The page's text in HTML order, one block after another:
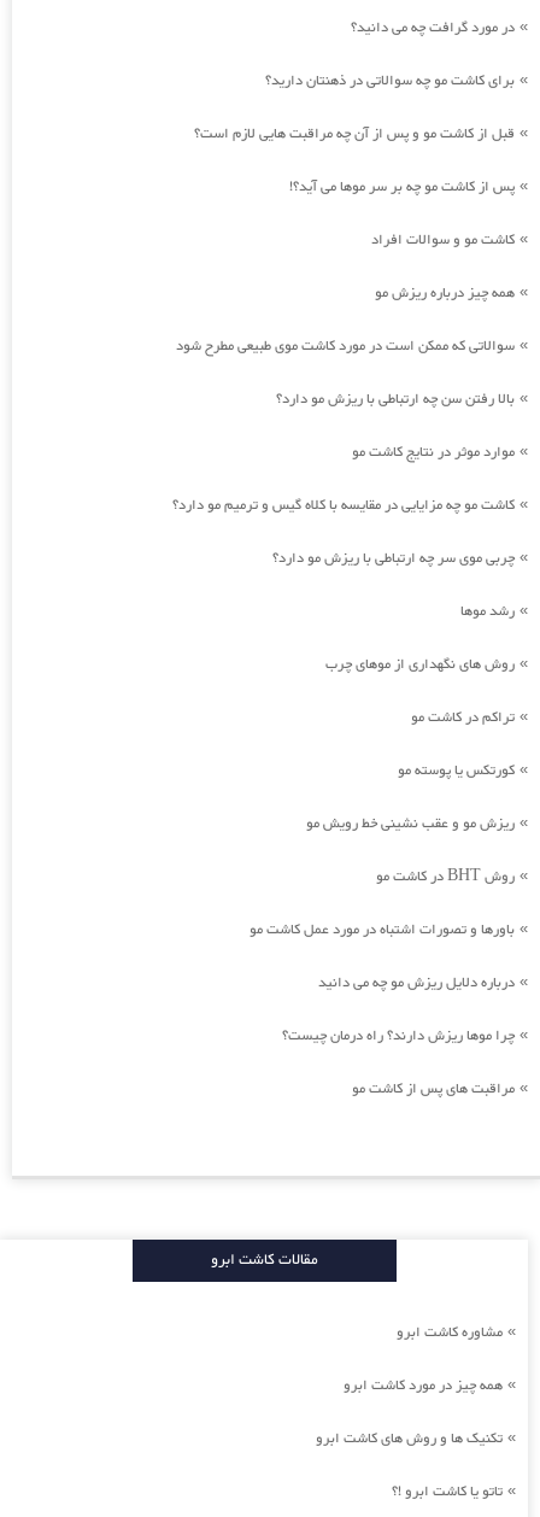
» در مورد گرافت چه می دانید؟
» برای کاشت مو چه سوالاتی در ذهنتان دارید؟
» قبل از کاشت مو و پس از آن چه مراقبت هایی لازم است؟
» پس از کاشت مو چه بر سر موها می آید؟!
» کاشت مو و سوالات افراد
» همه چیز درباره ریزش مو
» سوالاتی که ممکن است در مورد کاشت موی طبیعی مطرح شود
» بالا رفتن سن چه ارتباطی با ریزش مو دارد؟
» موارد موثر در نتایج کاشت مو
» کاشت مو چه مزایایی در مقایسه با کلاه گیس و ترمیم مو دارد؟
» چربی موی سر چه ارتباطی با ریزش مو دارد؟
» رشد موها
» روش های نگهداری از موهای چرب
» تراکم در کاشت مو
» کورتکس یا پوسته مو
» ریزش مو و عقب نشینی خط رویش مو
» روش BHT در کاشت مو
» باورها و تصورات اشتباه در مورد عمل کاشت مو
» درباره دلایل ریزش مو چه می دانید
» چرا موها ریزش دارند؟ راه درمان چیست؟
» مراقبت های پس از کاشت مو
مقالات کاشت ابرو
» مشاوره کاشت ابرو
» همه چیز در مورد کاشت ابرو
» تکنیک ها و روش های کاشت ابرو
» تاتو یا کاشت ابرو !؟